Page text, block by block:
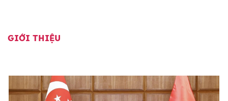
GIỚI THIỆU